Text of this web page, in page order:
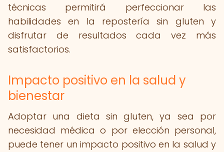
técnicas permitirá perfeccionar las
habilidades en la repostería sin gluten y
disfrutar de resultados cada vez más
satisfactorios.
Impacto positivo en la salud y
bienestar
Adoptar una dieta sin gluten, ya sea por
necesidad médica o por elección personal,
puede tener un impacto positivo en la salud y